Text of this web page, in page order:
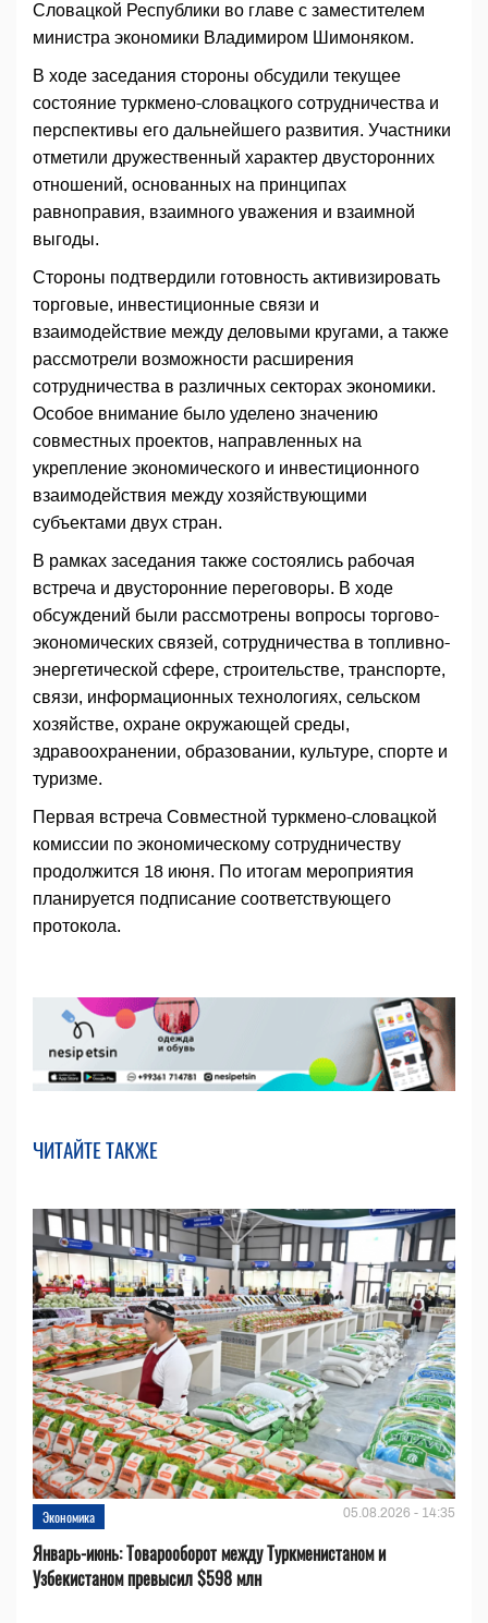
Словацкой Республики во главе с заместителем
министра экономики Владимиром Шимоняком.
В ходе заседания стороны обсудили текущее
состояние туркмено-словацкого сотрудничества и
перспективы его дальнейшего развития. Участники
отметили дружественный характер двусторонних
отношений, основанных на принципах
равноправия, взаимного уважения и взаимной
выгоды.
Стороны подтвердили готовность активизировать
торговые, инвестиционные связи и
взаимодействие между деловыми кругами, а также
рассмотрели возможности расширения
сотрудничества в различных секторах экономики.
Особое внимание было уделено значению
совместных проектов, направленных на
укрепление экономического и инвестиционного
взаимодействия между хозяйствующими
субъектами двух стран.
В рамках заседания также состоялись рабочая
встреча и двусторонние переговоры. В ходе
обсуждений были рассмотрены вопросы торгово-
экономических связей, сотрудничества в топливно-
энергетической сфере, строительстве, транспорте,
связи, информационных технологиях, сельском
хозяйстве, охране окружающей среды,
здравоохранении, образовании, культуре, спорте и
туризме.
Первая встреча Совместной туркмено-словацкой
комиссии по экономическому сотрудничеству
продолжится 18 июня. По итогам мероприятия
планируется подписание соответствующего
протокола.
ЧИТАЙТЕ ТАКЖЕ
Экономика 05.08.2026 - 14:35
Январь-июнь: Товарооборот между Туркменистаном и
Узбекистаном превысил $598 млн